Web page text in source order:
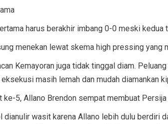
harus berakhir imbang 0-0 meski
menekan lewat skema high pressing yang
Kemayoran juga tidak tinggal diam.
masih lemah dan mudah diamankan
ke-5, Allano Brendon sempat membuat
dianulir wasit karena Allano lebih dulu